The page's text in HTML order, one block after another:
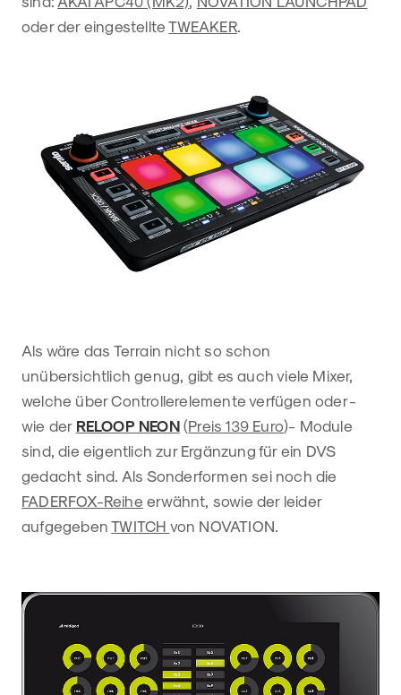
oder der eingestellteTWEAKER.
Als wäre das Terrain nicht so schon
unübersichtlich genug, gibt es auch viele Mixer,
welche über Controllerelemente verfügen oder -
wie der RELOOP NEON(Preis 139 Euro)- Module
sind, die eigentlich zur Ergänzung für ein DVS
gedacht sind. Als Sonderformen sei noch die
FADERFOX-Reihe erwähnt, sowie der leider
aufgegebenTWITCH von NOVATION.